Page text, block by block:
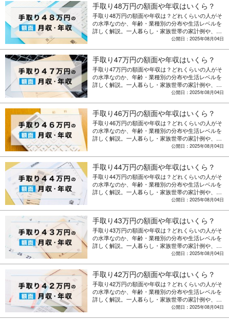
手取り48万円の額面や年収はいくら？
手取り48万円の額面や年収は？どれくらいの人がそ
の水準なのか、年齢・業種別の分布や生活レベルを
詳しく解説。一人暮らし・家族世帯の家計例や、収
入アップを目指す転職・副業のポイントも紹介。
公開日：2025年08月04日
手取り47万円の額面や年収はいくら？
手取り47万円の額面や年収は？どれくらいの人がそ
の水準なのか、年齢・業種別の分布や生活レベルを
詳しく解説。一人暮らし・家族世帯の家計例や、収
入アップを目指す転職・副業のポイントも紹介。
公開日：2025年08月04日
手取り46万円の額面や年収はいくら？
手取り46万円の額面や年収は？どれくらいの人がそ
の水準なのか、年齢・業種別の分布や生活レベルを
詳しく解説。一人暮らし・家族世帯の家計例や、収
入アップを目指す転職・副業のポイントも紹介。
公開日：2025年08月04日
手取り44万円の額面や年収はいくら？
手取り44万円の額面や年収は？どれくらいの人がそ
の水準なのか、年齢・業種別の分布や生活レベルを
詳しく解説。一人暮らし・家族世帯の家計例や、収
入アップを目指す転職・副業のポイントも紹介。
公開日：2025年08月04日
手取り43万円の額面や年収はいくら？
手取り43万円の額面や年収は？どれくらいの人がそ
の水準なのか、年齢・業種別の分布や生活レベルを
詳しく解説。一人暮らし・家族世帯の家計例や、収
入アップを目指す転職・副業のポイントも紹介。
公開日：2025年08月04日
手取り42万円の額面や年収はいくら？
手取り42万円の額面や年収は？どれくらいの人がそ
の水準なのか、年齢・業種別の分布や生活レベルを
詳しく解説。一人暮らし・家族世帯の家計例や、収
入アップを目指す転職・副業のポイントも紹介。
公開日：2025年08月04日